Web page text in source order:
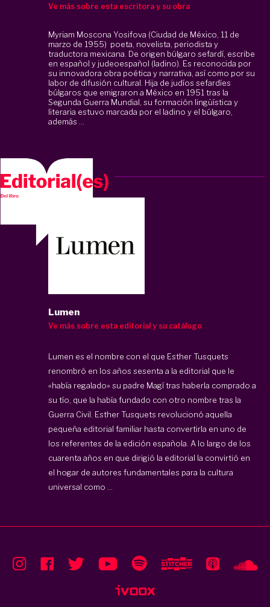
Ve más sobre esta escritora y su obra
Myriam Moscona Yosifova (Ciudad de México, 11 de
marzo de 1955) poeta, novelista, periodista y
traductora mexicana. De origen búlgaro sefardí, escribe
en español y judeoespañol (ladino). Es reconocida por
su innovadora obra poética y narrativa, así como por su
labor de difusión cultural. Hija de judíos sefardíes
búlgaros que emigraron a México en 1951 tras la
Segunda Guerra Mundial, su formación lingüística y
literaria estuvo marcada por el ladino y el búlgaro,
además ...
Lumen
Ve más sobre esta editorial y su catálogo
Lumen es el nombre con el que Esther Tusquets
renombró en los años sesenta a la editorial que le
«había regalado» su padre Magí tras haberla comprado a
su tío, que la había fundado con otro nombre tras la
Guerra Civil. Esther Tusquets revolucionó aquella
pequeña editorial familiar hasta convertirla en uno de
los referentes de la edición española. A lo largo de los
cuarenta años en que dirigió la editorial la convirtió en
el hogar de autores fundamentales para la cultura
universal como ...